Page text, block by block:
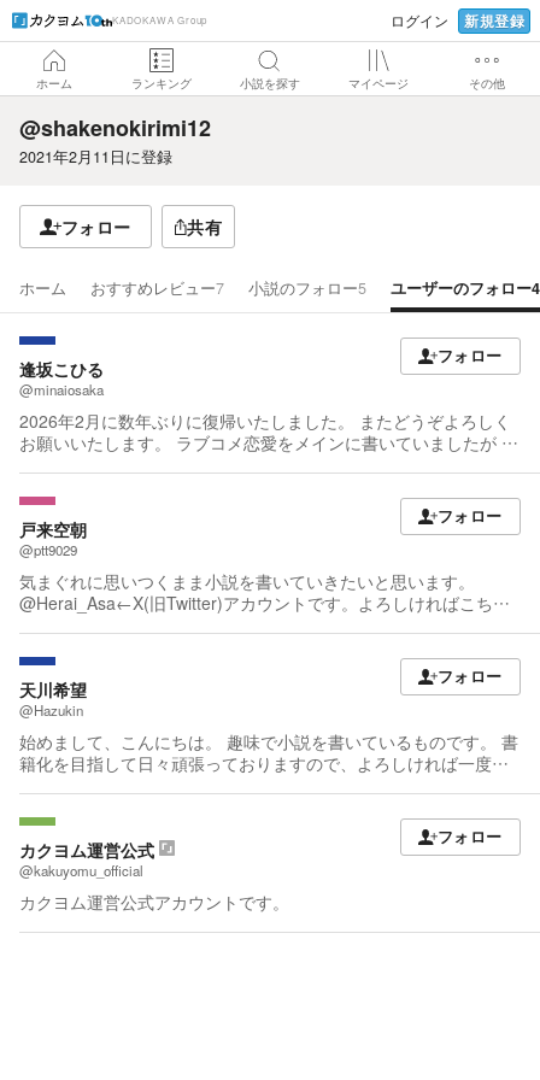
KADOKAWA Group ログイン 新規登録
ホーム ランキング 小説を探す マイページ その他
@shakenokirimi12
2021年2月11日に登録
フォロー 共有
ホーム おすすめレビュー7 小説のフォロー5 ユーザーのフォロー4
逢坂こひる
@minaiosaka
2026年2月に数年ぶりに復帰いたしました。 またどうぞよろしく
お願いいたします。 ラブコメ恋愛をメインに書いていましたが 復
的絡みやすい性格だと思っています。 堅苦しさはゼロでオッケー
です(๑ゝڡ◕๑) ……なんていいながら最近は返せていませんが目
は通しています！ レビュー、フォローは執筆の活力になりますの
で 是非是非よろしくお願いいたします。 (๑>◡<๑) ちなみにピン
クのキャッチがラブコメ恋愛系で 青系の文字がファンタジー系で
す。 逢坂は元々私は読み専でしたが、 2019年9月から自分でも小
説を書き始めました。 なるべくヘイトの少ないもので胸がすっと
する物語を綴っていこうと思っています。 今後とも、よろしくお
願いします。 お気付きの点がございましたら 些細なことでも教え
ていただけると 嬉しいです。 未完結の作品も多いのですが生きて
いる限り完結に向かって進みます！ 進捗は近況ノートにお知らせ
いたします。 作品を改稿した場合も近況ノートにてお知らせいた
します。 ————————————— 2020.02.25 ペンネーム変
更しました。逢坂みなみ→逢坂こひる。 改稿 2026.03.27 改稿
2021.04.05 初稿 2020.01.18
フォロー
戸来空朝
@ptt9029
気まぐれに思いつくまま小説を書いていきたいと思います。
@Herai_Asa←X(旧Twitter)アカウントです。よろしければこちら
フォロー
天川希望
@Hazukin
始めまして、こんにちは。 趣味で小説を書いているものです。 書
籍化を目指して日々頑張っておりますので、よろしければ一度読
フォロー
カクヨム運営公式
@kakuyomu_official
カクヨム運営公式アカウントです。
フォロー